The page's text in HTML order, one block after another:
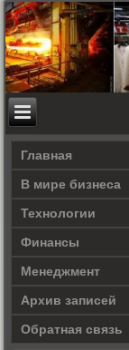
Главная
В мире бизнеса
Технологии
Финансы
Менеджмент
Архив записей
Обратная связь